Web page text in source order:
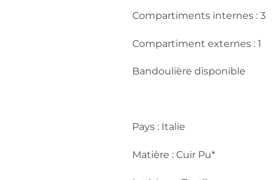
Compartiments internes : 3
Compartiment externes : 1
Bandoulière disponible
Pays : Italie
Matière : Cuir Pu*